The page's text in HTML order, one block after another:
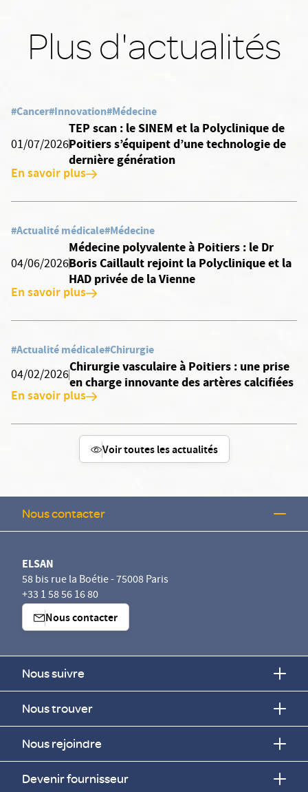
Plus d'actualités
#Cancer#Innovation#Médecine
01/07/2026
TEP scan : le SINEM et la Polyclinique de
Poitiers s’équipent d’une technologie de
dernière génération
En savoir plus
#Actualité médicale#Médecine
04/06/2026
Médecine polyvalente à Poitiers : le Dr
Boris Caillault rejoint la Polyclinique et la
HAD privée de la Vienne
En savoir plus
#Actualité médicale#Chirurgie
04/02/2026
Chirurgie vasculaire à Poitiers : une prise
en charge innovante des artères calcifiées
En savoir plus
Voir toutes les actualités
Nous contacter
ELSAN
58 bis rue la Boétie - 75008 Paris
+33 1 58 56 16 80
Nous contacter
Nous suivre
Nous trouver
Nous rejoindre
Devenir fournisseur